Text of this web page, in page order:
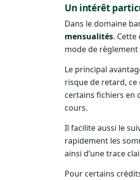
Un intérêt
Dans le domaine
mensualités. Cette
mode de
Le principal
risque de retard,
certains fichiers en
cours.
Il facilite aussi le
rapidement les
ainsi d’une trace
Pour certains